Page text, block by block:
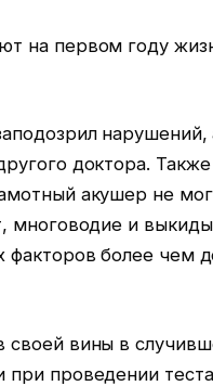
на первом году
доктора.
акушер не
многоводие и
факторов более чем
своей вины в
при проведении